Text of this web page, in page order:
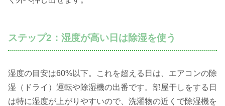
ステップ2：湿度が高い日は除湿を使う
湿度の目安は60%以下。これを超える日は、エアコンの除
湿（ドライ）運転や除湿機の出番です。部屋干しをする日
は特に湿度が上がりやすいので、洗濯物の近くで除湿機を